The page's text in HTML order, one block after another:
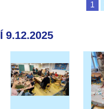
1
9.12.2025